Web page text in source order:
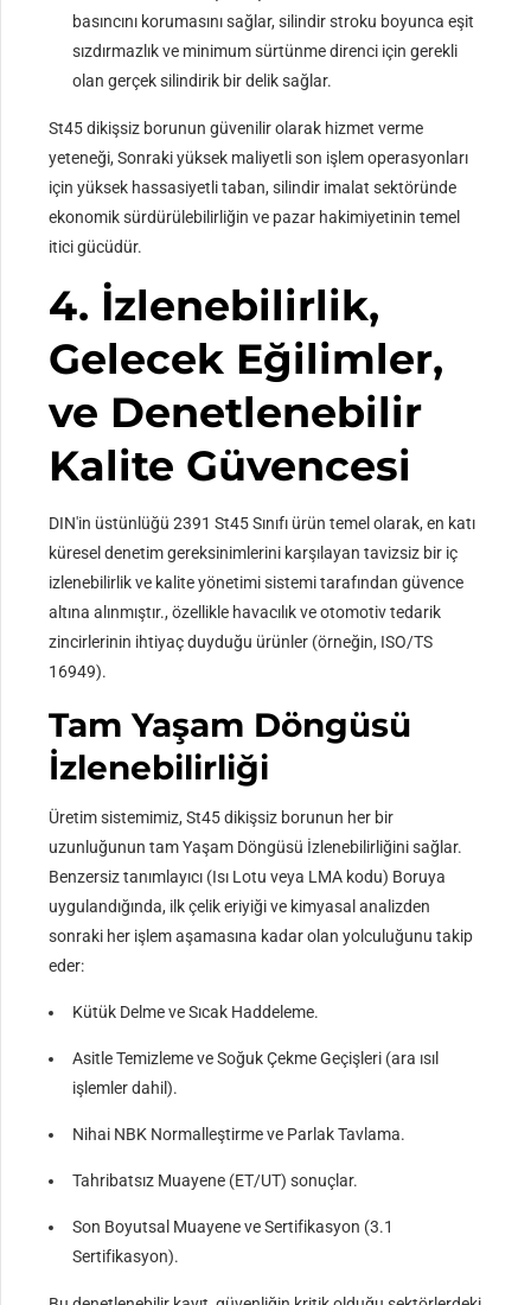
basıncını korumasını sağlar, silindir stroku boyunca eşit
sızdırmazlık ve minimum sürtünme direnci için gerekli
olan gerçek silindirik bir delik sağlar.
St45 dikişsiz borunun güvenilir olarak hizmet verme
yeteneği, Sonraki yüksek maliyetli son işlem operasyonları
için yüksek hassasiyetli taban, silindir imalat sektöründe
ekonomik sürdürülebilirliğin ve pazar hakimiyetinin temel
itici gücüdür.
4. İzlenebilirlik,
Gelecek Eğilimler,
ve Denetlenebilir
Kalite Güvencesi
DIN'in üstünlüğü 2391 St45 Sınıfı ürün temel olarak, en katı
küresel denetim gereksinimlerini karşılayan tavizsiz bir iç
izlenebilirlik ve kalite yönetimi sistemi tarafından güvence
altına alınmıştır., özellikle havacılık ve otomotiv tedarik
zincirlerinin ihtiyaç duyduğu ürünler (örneğin, ISO/TS
16949).
Tam Yaşam Döngüsü
İzlenebilirliği
Üretim sistemimiz, St45 dikişsiz borunun her bir
uzunluğunun tam Yaşam Döngüsü İzlenebilirliğini sağlar.
Benzersiz tanımlayıcı (Isı Lotu veya LMA kodu) Boruya
uygulandığında, ilk çelik eriyiği ve kimyasal analizden
sonraki her işlem aşamasına kadar olan yolculuğunu takip
eder:
Kütük Delme ve Sıcak Haddeleme.
Asitle Temizleme ve Soğuk Çekme Geçişleri (ara ısıl
işlemler dahil).
Nihai NBK Normalleştirme ve Parlak Tavlama.
Tahribatsız Muayene (ET/UT) sonuçlar.
Son Boyutsal Muayene ve Sertifikasyon (3.1
Sertifikasyon).